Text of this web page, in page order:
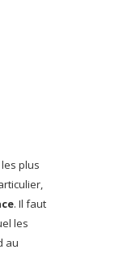
plus
. Il faut
les
au